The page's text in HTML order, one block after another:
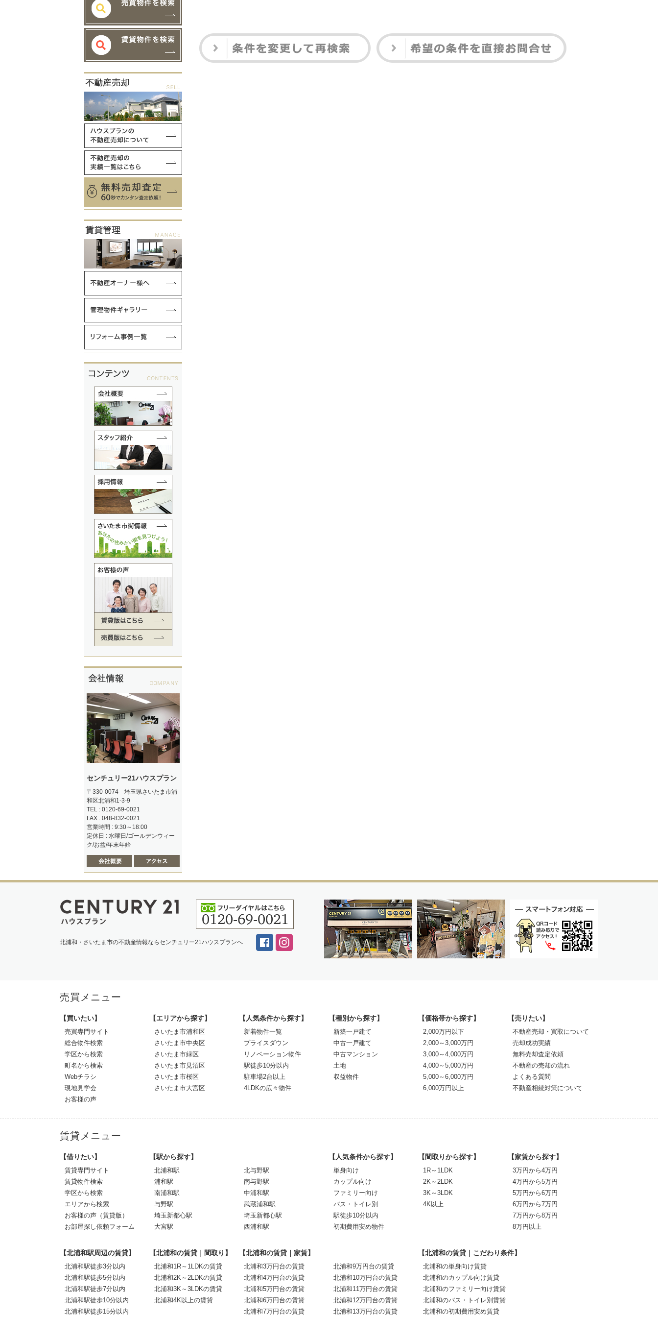
センチュリー21ハウスプラン
〒330-0074 埼玉県さいたま市浦
和区北浦和1-3-9
TEL : 0120-69-0021
FAX : 048-832-0021
営業時間 : 9:30～18:00
定休日 : 水曜日/ゴールデンウィー
ク/お盆/年末年始
北浦和・さいたま市の不動産情報ならセンチュリー21ハウスプランへ
売買メニュー
【買いたい】
売買専門サイト
総合物件検索
学区から検索
町名から検索
Webチラシ
現地見学会
お客様の声
【エリアから探す】
さいたま市浦和区
さいたま市中央区
さいたま市緑区
さいたま市見沼区
さいたま市桜区
さいたま市大宮区
【人気条件から探す】
新着物件一覧
プライスダウン
リノベーション物件
駅徒歩10分以内
駐車場2台以上
4LDKの広々物件
【種別から探す】
新築一戸建て
中古一戸建て
中古マンション
土地
収益物件
【価格帯から探す】
2,000万円以下
2,000～3,000万円
3,000～4,000万円
4,000～5,000万円
5,000～6,000万円
6,000万円以上
【売りたい】
不動産売却・買取について
売却成功実績
無料売却査定依頼
不動産の売却の流れ
よくある質問
不動産相続対策について
賃貸メニュー
【借りたい】
賃貸専門サイト
賃貸物件検索
学区から検索
エリアから検索
お客様の声（賃貸版）
お部屋探し依頼フォーム
【駅から探す】
北浦和駅
浦和駅
南浦和駅
与野駅
埼玉新都心駅
大宮駅
北与野駅
南与野駅
中浦和駅
武蔵浦和駅
埼玉新都心駅
西浦和駅
【人気条件から探す】
単身向け
カップル向け
ファミリー向け
バス・トイレ別
駅徒歩10分以内
初期費用安め物件
【間取りから探す】
1R～1LDK
2K～2LDK
3K～3LDK
4K以上
【家賃から探す】
3万円から4万円
4万円から5万円
5万円から6万円
6万円から7万円
7万円から8万円
8万円以上
【北浦和駅周辺の賃貸】
北浦和駅徒歩3分以内
北浦和駅徒歩5分以内
北浦和駅徒歩7分以内
北浦和駅徒歩10分以内
北浦和駅徒歩15分以内
【北浦和の賃貸｜間取り】
北浦和1R～1LDKの賃貸
北浦和2K～2LDKの賃貸
北浦和3K～3LDKの賃貸
北浦和4K以上の賃貸
【北浦和の賃貸｜家賃】
北浦和3万円台の賃貸
北浦和4万円台の賃貸
北浦和5万円台の賃貸
北浦和6万円台の賃貸
北浦和7万円台の賃貸
北浦和9万円台の賃貸
北浦和10万円台の賃貸
北浦和11万円台の賃貸
北浦和12万円台の賃貸
北浦和13万円台の賃貸
【北浦和の賃貸｜こだわり条件】
北浦和の単身向け賃貸
北浦和のカップル向け賃貸
北浦和のファミリー向け賃貸
北浦和のバス・トイレ別賃貸
北浦和の初期費用安め賃貸